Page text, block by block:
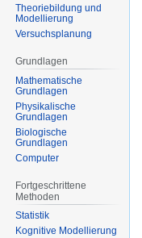
Theoriebildung und
Modellierung
Versuchsplanung
Grundlagen
Mathematische
Grundlagen
Physikalische
Grundlagen
Biologische
Grundlagen
Computer
Fortgeschrittene
Methoden
Statistik
Kognitive Modellierung